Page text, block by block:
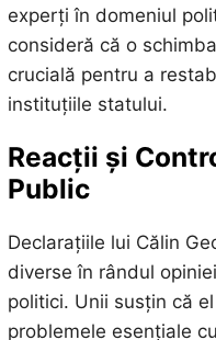
experți în domeniul
consideră că o
crucială pentru a
instituțiile statului.
Reacții și
Public
Declarațiile lui Călin
diverse în rândul
politici. Unii susțin că
problemele esențiale